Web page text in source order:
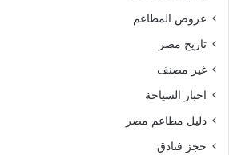
عروض المطاعم
تاريخ مصر
غير مصنف
اخبار السياحة
دليل مطاعم مصر
حجز فنادق